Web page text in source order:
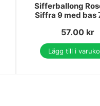
Sifferballong
Siffra 9 med bas
57.00 kr
Lägg till i